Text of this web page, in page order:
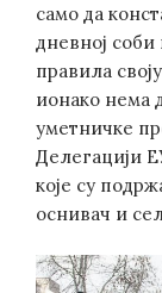
само да
дневној соби
правила
ионако нема
уметничке
Делегацији
које су
оснивач и